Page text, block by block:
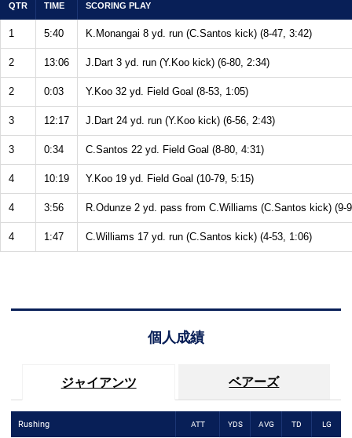
QTR TIME SCORING PLAY
1 5:40 K.Monangai 8 yd. run (C.Santos kick) (8-47, 3:42)
2 13:06 J.Dart 3 yd. run (Y.Koo kick) (6-80, 2:34)
2 0:03 Y.Koo 32 yd. Field Goal (8-53, 1:05)
3 12:17 J.Dart 24 yd. run (Y.Koo kick) (6-56, 2:43)
3 0:34 C.Santos 22 yd. Field Goal (8-80, 4:31)
4 10:19 Y.Koo 19 yd. Field Goal (10-79, 5:15)
4 3:56 R.Odunze 2 yd. pass from C.Williams (C.Santos kick) (9-
4 1:47 C.Williams 17 yd. run (C.Santos kick) (4-53, 1:06)
個人成績
ジャイアンツ ベアーズ
Rushing ATT YDS AVG TD LG